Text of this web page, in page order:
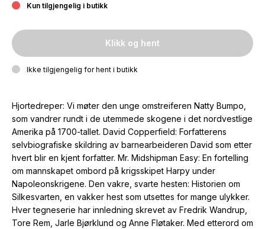
Kun tilgjengelig i butikk
Klikk og hent
Ikke tilgjengelig for hent i butikk
Hjortedreper: Vi møter den unge omstreiferen Natty Bumpo,
som vandrer rundt i de utemmede skogene i det nordvestlige
Amerika på 1700-tallet. David Copperfield: Forfatterens
selvbiografiske skildring av barnearbeideren David som etter
hvert blir en kjent forfatter. Mr. Midshipman Easy: En fortelling
om mannskapet ombord på krigsskipet Harpy under
Napoleonskrigene. Den vakre, svarte hesten: Historien om
Silkesvarten, en vakker hest som utsettes for mange ulykker.
Hver tegneserie har innledning skrevet av Fredrik Wandrup,
Tore Rem, Jarle Bjørklund og Anne Fløtaker. Med etterord om